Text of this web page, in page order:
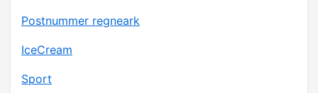
Løkker
Simpel brugerdialog
Betingelser
Postnummer regneark
IceCream
Sport